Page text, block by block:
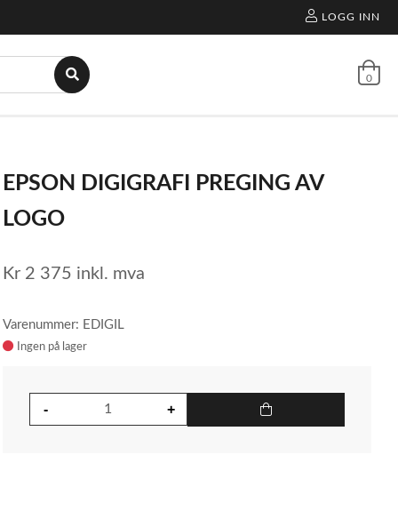
LOGG INN
0
EPSON DIGIGRAFI PREGING AV
LOGO
Kr 2 375 inkl. mva
Varenummer: EDIGIL
Ingen på lager